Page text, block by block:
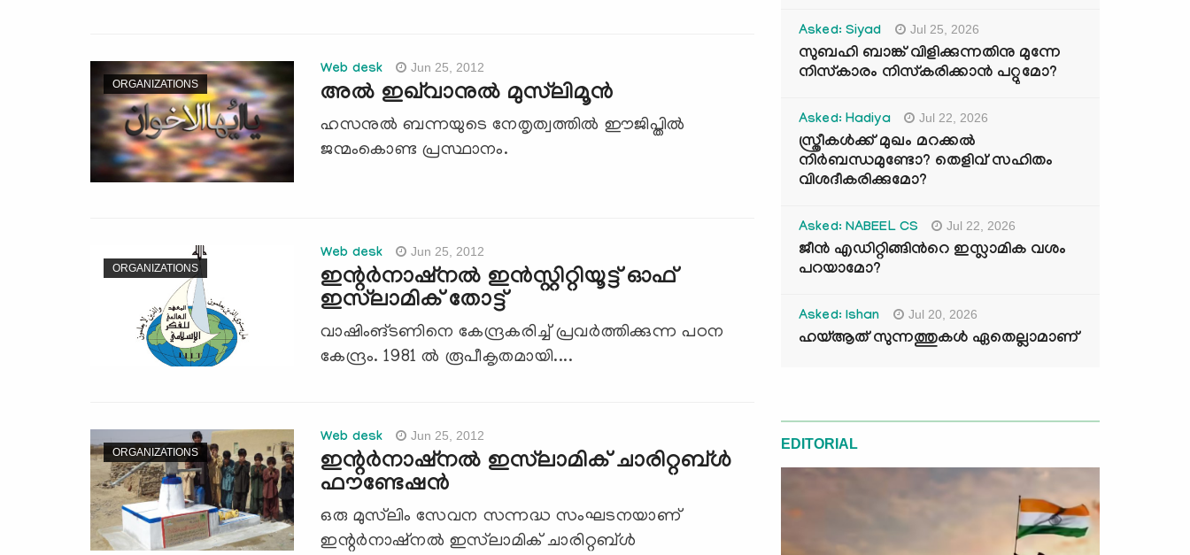
ORGANIZATIONS
Web desk Jun 25, 2012
അല്‍ ഇഖ്‌വാനുല്‍ മുസ്‌ലിമൂന്‍
ഹസനുല്‍ ബന്നയുടെ നേതൃത്വത്തില്‍ ഈജിപ്തില്‍
ജന്മംകൊണ്ട പ്രസ്ഥാനം.
ORGANIZATIONS
Web desk Jun 25, 2012
ഇന്റര്‍നാഷ്‌നല്‍ ഇന്‍സ്റ്റിറ്റിയൂട്ട് ഓഫ്
ഇസ്‌ലാമിക് തോട്ട്
വാഷിംങ്ടണിനെ കേന്ദ്രകരിച്ച് പ്രവര്‍ത്തിക്കുന്ന പഠന
കേന്ദ്രം. 1981 ല്‍ രൂപീകൃതമായി....
ORGANIZATIONS
Web desk Jun 25, 2012
ഇന്റര്‍നാഷ്‌നല്‍ ഇസ്‌ലാമിക് ചാരിറ്റബ്ള്‍
ഫൗണ്ടേഷന്‍
ഒരു മുസ്‌ലിം സേവന സന്നദ്ധ സംഘടനയാണ്
ഇന്റര്‍നാഷ്‌നല്‍ ഇസ്‌ലാമിക് ചാരിറ്റബ്ള്‍
Asked: Siyad Jul 25, 2026
സുബഹി ബാങ്ക് വിളിക്കുന്നതിനു മുന്നേ
നിസ്കാരം നിസ്കരിക്കാൻ പറ്റുമോ?
Asked: Hadiya Jul 22, 2026
സ്ത്രീകൾക്ക് മുഖം മറക്കൽ
നിർബന്ധമുണ്ടോ? തെളിവ് സഹിതം
വിശദീകരിക്കുമോ?
Asked: NABEEL CS Jul 22, 2026
ജീൻ എഡിറ്റിങ്ങിന്‍റെ ഇസ്ലാമിക വശം
പറയാമോ?
Asked: Ishan Jul 20, 2026
ഹയ്ആത് സുന്നത്തുകൾ ഏതെല്ലാമാണ്
EDITORIAL